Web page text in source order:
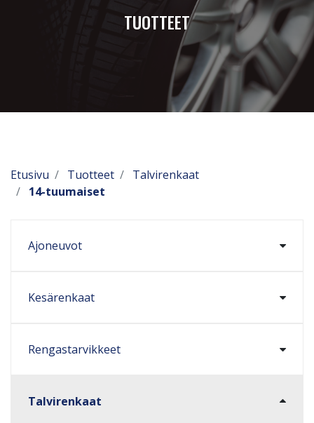
TUOTTEET
Etusivu Tuotteet
Talvirenkaat
14-tuumaiset
Ajoneuvot
Kesärenkaat
Rengastarvikkeet
Talvirenkaat